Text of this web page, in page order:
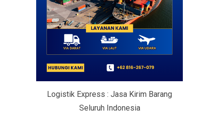
Logistik Express : Jasa Kirim Barang
Seluruh Indonesia